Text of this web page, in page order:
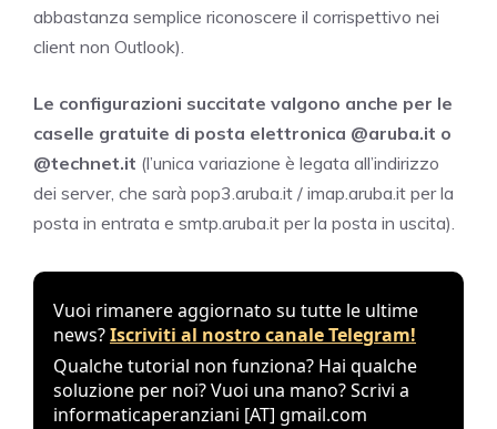
abbastanza semplice riconoscere il corrispettivo nei
client non Outlook).
Le configurazioni succitate valgono anche per le
caselle gratuite di posta elettronica @aruba.it o
@technet.it (l’unica variazione è legata all’indirizzo
dei server, che sarà pop3.aruba.it / imap.aruba.it per la
posta in entrata e smtp.aruba.it per la posta in uscita).
Vuoi rimanere aggiornato su tutte le ultime
news?Iscriviti al nostro canale Telegram!
Qualche tutorial non funziona? Hai qualche
soluzione per noi? Vuoi una mano? Scrivi a
informaticaperanziani [AT] gmail.com